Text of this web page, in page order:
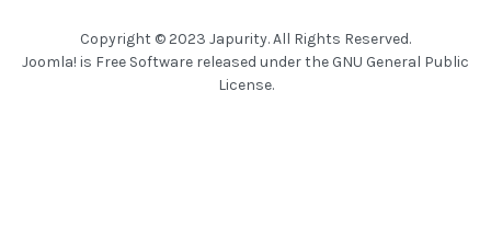
Copyright © 2023 Japurity. All Rights Reserved.
Joomla! is Free Software released under the GNU General Public
License.